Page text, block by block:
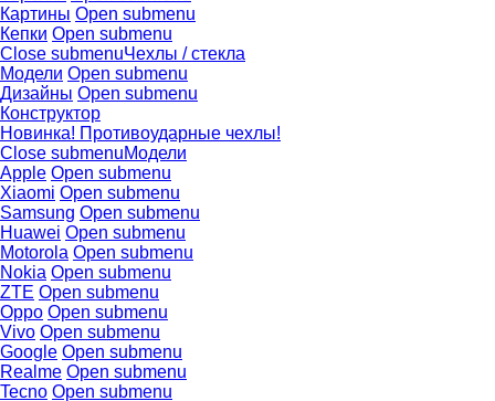
Картины Open submenu
Кепки Open submenu
Close submenuЧехлы / стекла
Модели Open submenu
Дизайны Open submenu
Конструктор
Новинка! Противоударные чехлы!
Close submenuМодели
Apple Open submenu
Xiaomi Open submenu
Samsung Open submenu
Huawei Open submenu
Motorola Open submenu
Nokia Open submenu
ZTE Open submenu
Oppo Open submenu
Vivo Open submenu
Google Open submenu
Realme Open submenu
Tecno Open submenu